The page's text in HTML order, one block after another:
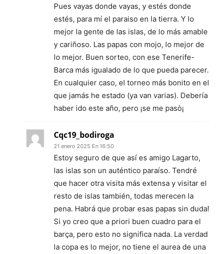
Pues vayas donde vayas, y estés donde
estés, para mí el paraiso en la tierra. Y lo
mejor la gente de las islas, de lo más amable
y cariñoso. Las papas con mojo, lo mejor de
lo mejor. Buen sorteo, con ese Tenerife-
Barca más igualado de lo que pueda parecer.
En cualquier caso, el torneo más bonito en el
que jamás he estado (ya van varias). Debería
haber ido este año, pero ¡se me pasò¡
Cqc19_bodiroga
21 enero 2025 En 16:50
Estoy seguro de que así es amigo Lagarto,
las islas son un auténtico paraíso. Tendré
que hacer otra visita más extensa y visitar el
resto de islas también, todas merecen la
pena. Habrá que probar esas papas sin duda!
Si yo creo que a priori buen cuadro para el
barça, pero esto no significa nada. La verdad
la copa es lo mejor, no tiene el aurea de una